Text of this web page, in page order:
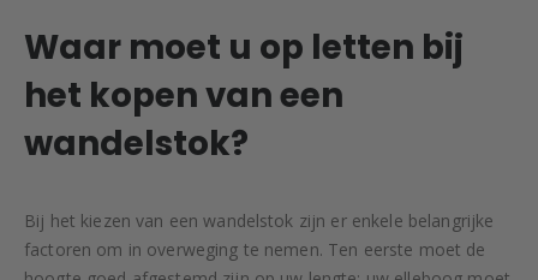
Waar moet u op letten bij
het kopen van een
wandelstok?
Bij het kiezen van een wandelstok zijn er enkele belangrijke
factoren om in overweging te nemen. Ten eerste moet de